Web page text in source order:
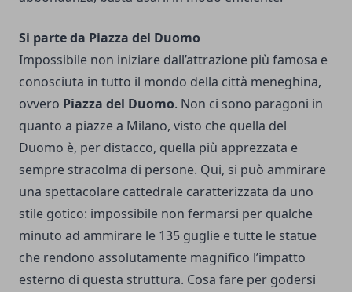
Si parte da Piazza del Duomo
Impossibile non iniziare dall’attrazione più famosa e
conosciuta in tutto il mondo della città meneghina,
ovvero Piazza del Duomo. Non ci sono paragoni in
quanto a piazze a Milano, visto che quella del
Duomo è, per distacco, quella più apprezzata e
sempre stracolma di persone. Qui, si può ammirare
una spettacolare cattedrale caratterizzata da uno
stile gotico: impossibile non fermarsi per qualche
minuto ad ammirare le 135 guglie e tutte le statue
che rendono assolutamente magnifico l’impatto
esterno di questa struttura. Cosa fare per godersi